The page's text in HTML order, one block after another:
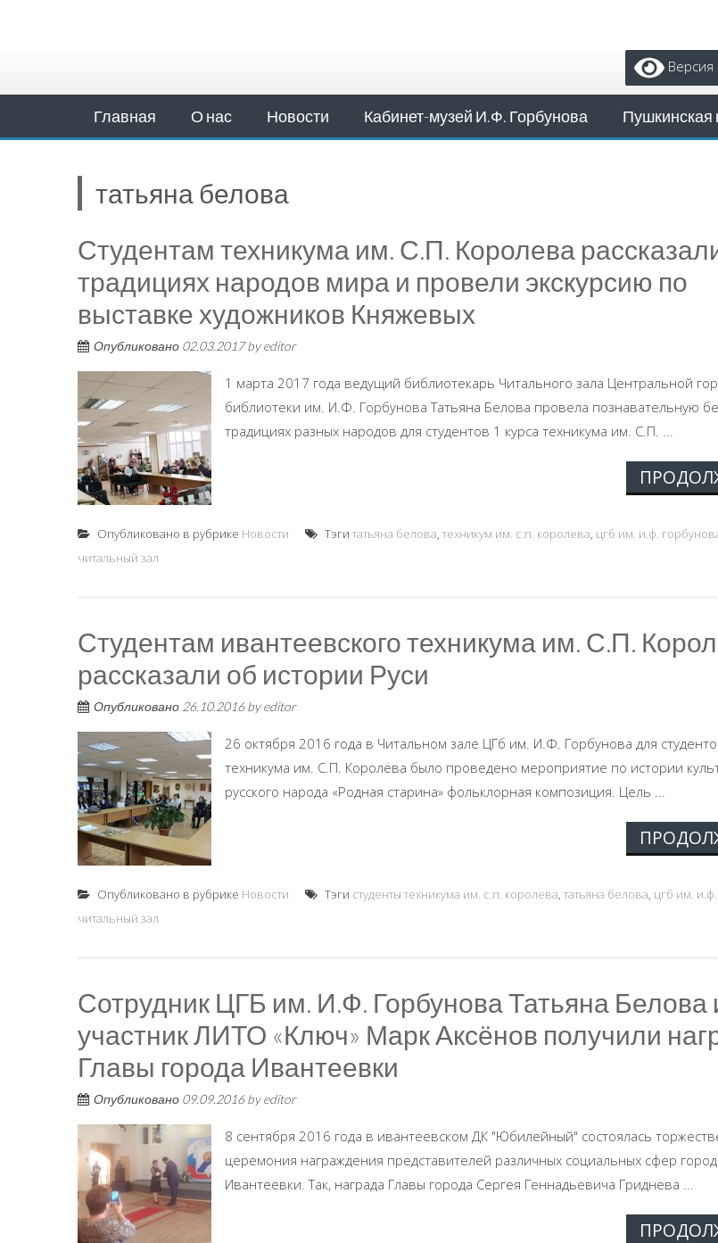
Версия
Главная О нас Новости Кабинет-музей И.Ф. Горбунова Пушкинская
татьяна белова
Студентам техникума им. С.П. Королева
традициях народов мира и провели экскурсию по
выставке художников Княжевых
Опубликовано 02.03.2017byeditor
1 марта 2017 года ведущий библиотекарь Читального зала Центральной
библиотеки им. И.Ф. Горбунова Татьяна Белова провела познавательную
традициях разных народов для студентов 1 курса техникума им. С.П. ...
Опубликовано в рубрике Новости Тэги татьяна белова, техникум им. с.п. королева, цгб им. и.ф.
читальный зал
Студентам ивантеевского техникума им. С.П.
рассказали об истории Руси
Опубликовано 26.10.2016byeditor
26 октября 2016 года в Читальном зале ЦГб им. И.Ф. Горбунова для
техникума им. С.П. Королёва было проведено мероприятие по истории
русского народа «Родная старина» фольклорная композиция. Цель ...
Опубликовано в рубрике Новости Тэги студенты техникума им. с.п. королева, татьяна белова, цгб им.
читальный зал
Сотрудник ЦГБ им. И.Ф. Горбунова Татьяна Белова
участник ЛИТО «Ключ» Марк Аксёнов получили
Главы города Ивантеевки
Опубликовано 09.09.2016byeditor
8 сентября 2016 года в ивантеевском ДК "Юбилейный" состоялась
церемония награждения представителей различных социальных сфер
Ивантеевки. Так, награда Главы города Сергея Геннадьевича Гриднева ...